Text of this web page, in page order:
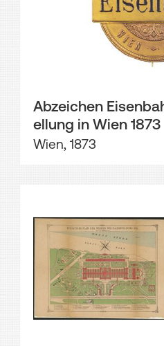
Abzeichen
ellung in Wien 1873
Wien, 1873